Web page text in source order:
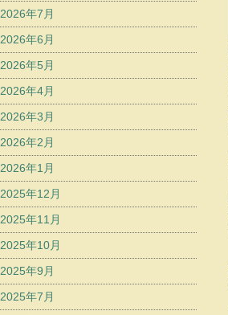
2026年7月
2026年6月
2026年5月
2026年4月
2026年3月
2026年2月
2026年1月
2025年12月
2025年11月
2025年10月
2025年9月
2025年7月